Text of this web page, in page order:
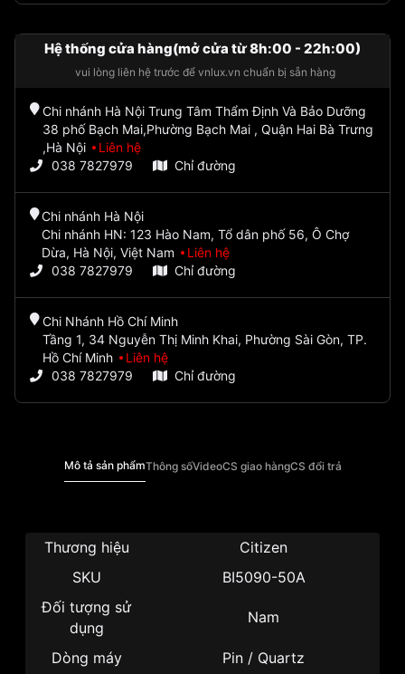
Hệ thống cửa hàng(mở cửa từ 8h:00 - 22h:00)
vui lòng liên hệ trước để vnlux.vn chuẩn bị sẵn hàng
Chi nhánh Hà Nội Trung Tâm Thẩm Định Và Bảo Dưỡng
38 phố Bạch Mai,Phường Bạch Mai , Quận Hai Bà Trưng
,Hà Nội
Liên hệ
038 7827979
Chỉ đường
Chi nhánh Hà Nội
Chi nhánh HN: 123 Hào Nam, Tổ dân phố 56, Ô Chợ
Dừa, Hà Nội, Việt Nam
Liên hệ
038 7827979
Chỉ đường
Chi Nhánh Hồ Chí Minh
Tầng 1, 34 Nguyễn Thị Minh Khai, Phường Sài Gòn, TP.
Hồ Chí Minh
Liên hệ
038 7827979
Chỉ đường
Mô tả sản phẩmThông sốVideoCS giao hàngCS đổi trả
Thương hiệu
Citizen
SKU
BI5090-50A
Đối tượng sử
dụng
Nam
Dòng máy Pin / Quartz